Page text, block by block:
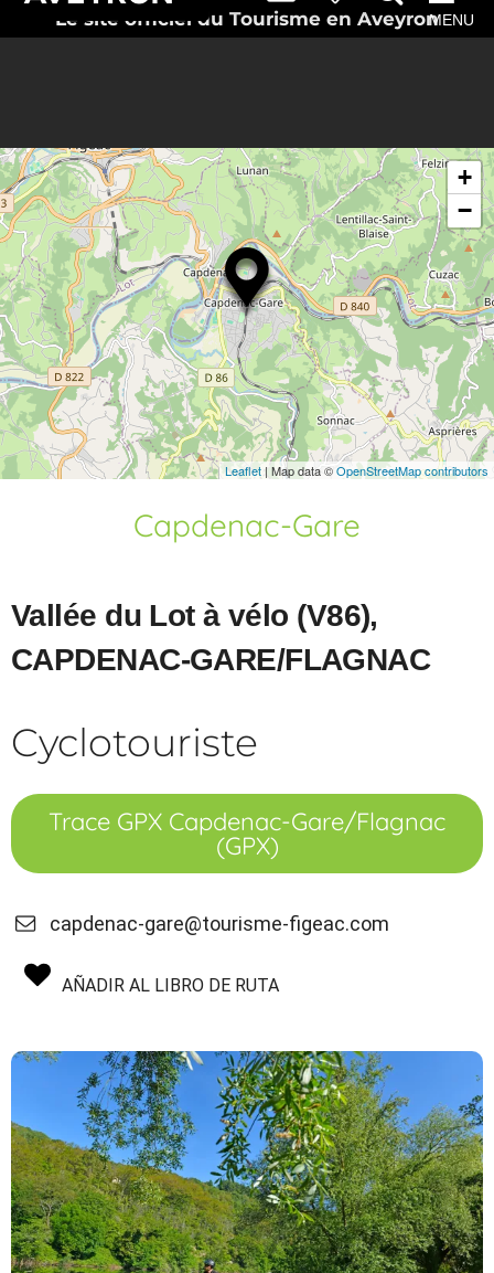
Le site officiel du Tourisme en AveyronMENU
+
−
Leaflet | Map data ©OpenStreetMap contributors
Capdenac-Gare
Vallée du Lot à vélo (V86),
CAPDENAC-GARE/FLAGNAC
Cyclotouriste
Trace GPX Capdenac-Gare/Flagnac
(GPX)
capdenac-gare@tourisme-figeac.com
AÑADIR AL LIBRO DE RUTA